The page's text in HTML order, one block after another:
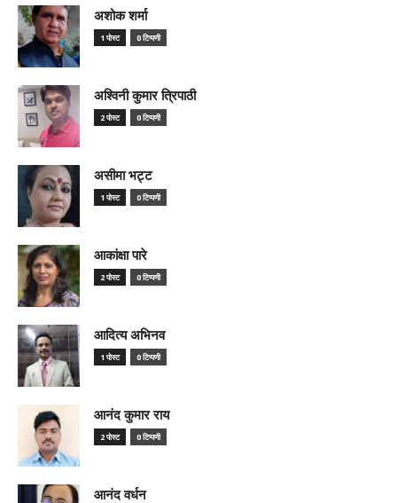
अशोक शर्मा
1 पोस्ट 0 टिप्पणी
अश्विनी कुमार त्रिपाठी
2 पोस्ट 0 टिप्पणी
असीमा भट्ट
1 पोस्ट 0 टिप्पणी
आकांक्षा पारे
2 पोस्ट 0 टिप्पणी
आदित्य अभिनव
1 पोस्ट 0 टिप्पणी
आनंद कुमार राय
2 पोस्ट 0 टिप्पणी
आनंद वर्धन